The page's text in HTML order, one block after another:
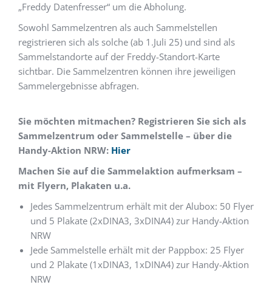
„Freddy Datenfresser“ um die Abholung.
Sowohl Sammelzentren als auch Sammelstellen
registrieren sich als solche (ab 1.Juli 25) und sind als
Sammelstandorte auf der Freddy-Standort-Karte
sichtbar. Die Sammelzentren können ihre jeweiligen
Sammelergebnisse abfragen.
Sie möchten mitmachen? Registrieren Sie sich als
Sammelzentrum oder Sammelstelle – über die
Handy-Aktion NRW: Hier
Machen Sie auf die Sammelaktion aufmerksam –
mit Flyern, Plakaten u.a.
Jedes Sammelzentrum erhält mit der Alubox: 50 Flyer
und 5 Plakate (2xDINA3, 3xDINA4) zur Handy-Aktion
NRW
Jede Sammelstelle erhält mit der Pappbox: 25 Flyer
und 2 Plakate (1xDINA3, 1xDINA4) zur Handy-Aktion
NRW